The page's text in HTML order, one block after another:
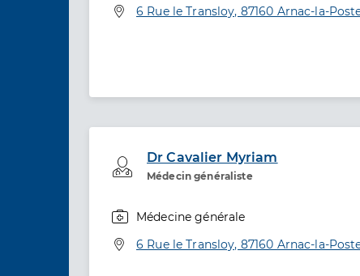
Adresse
6 Rue le Transloy, 87160 Arnac-la-
Dr Cavalier Myriam
Médecin généraliste
Professionel de santé
Médecine générale
Adresse
6 Rue le Transloy, 87160 Arnac-la-